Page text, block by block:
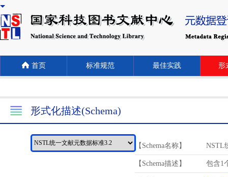
首页 标准规范 最佳实践 形
形式化描述(Schema)
【Schema名称】 NSTL
【Schema描述】 包含1